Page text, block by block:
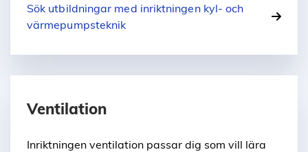
Sök utbildningar med inriktningen kyl- och
värmepumpsteknik
Ventilation
Inriktningen ventilation passar dig som vill lära